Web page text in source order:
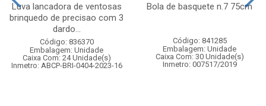
Luva lancadora de ventosas
brinquedo de precisao com 3
dardo...
Código: 836370
Embalagem: Unidade
Caixa Com: 24 Unidade(s)
Inmetro: ABCP-BRI-0404-2023-16
Bola de basquete n.7 75cm
Código: 841285
Embalagem: Unidade
Caixa Com: 30 Unidade(s)
Inmetro: 007517/2019